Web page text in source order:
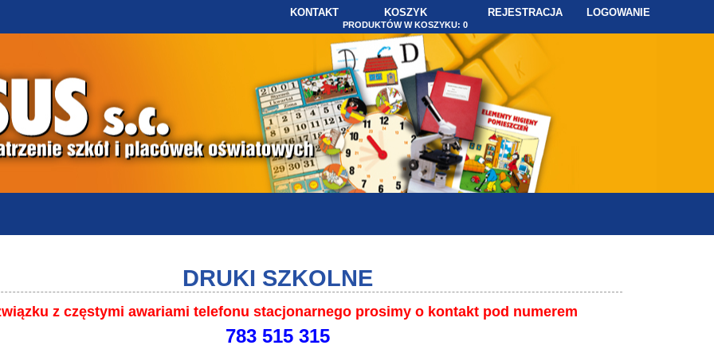
KONTAKT KOSZYK
PRODUKTÓW W KOSZYKU: 0
REJESTRACJA LOGOWANIE
DRUKI SZKOLNE
z częstymi awariami telefonu stacjonarnego prosimy o kontakt pod numerem
783 515 315